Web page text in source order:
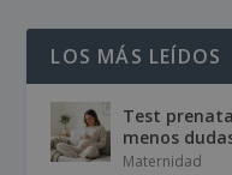
LOS MÁS LEÍDOS
Test
menos
Maternidad